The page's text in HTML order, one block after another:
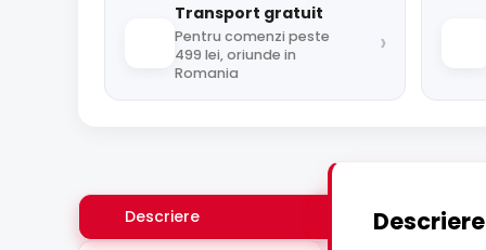
Transport gratuit
Pentru comenzi peste
499 lei, oriunde in
Romania
›
Descriere Descriere